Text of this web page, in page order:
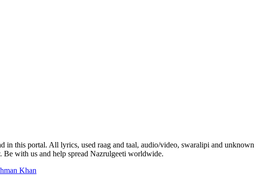
this portal. All lyrics, used raag and taal, audio/video, swaralipi and unknown
with us and help spread Nazrulgeeti worldwide.
Khan